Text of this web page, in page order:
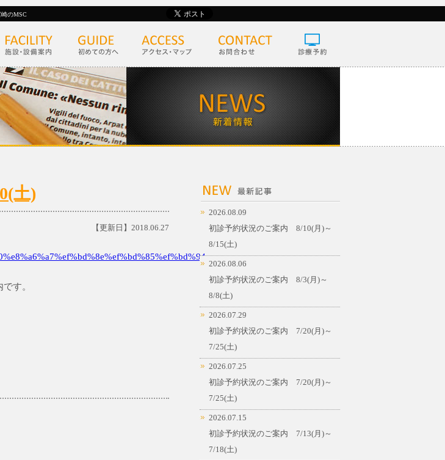
のMSC
土)
【更新日】2018.06.27
す。
2026.08.09
初診予約状況のご案内 8/10(月)～
8/15(土)
2026.08.06
初診予約状況のご案内 8/3(月)～
8/8(土)
2026.07.29
初診予約状況のご案内 7/20(月)～
7/25(土)
2026.07.25
初診予約状況のご案内 7/20(月)～
7/25(土)
2026.07.15
初診予約状況のご案内 7/13(月)～
7/18(土)